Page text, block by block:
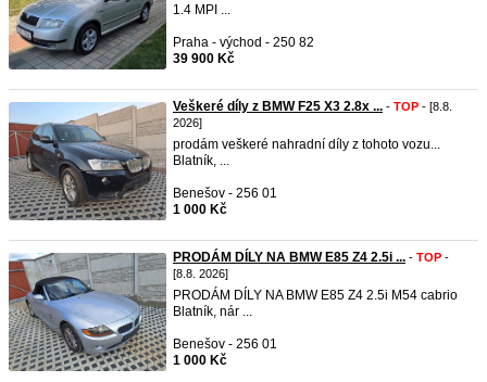
1.4 MPI ...
Praha - východ - 250 82
39 900 Kč
Veškeré díly z BMW F25 X3 2.8x ... - TOP - [8.8.
2026]
prodám veškeré nahradní díly z tohoto vozu...
Blatník, ...
Benešov - 256 01
1 000 Kč
PRODÁM DÍLY NA BMW E85 Z4 2.5i ... - TOP -
[8.8. 2026]
PRODÁM DÍLY NA BMW E85 Z4 2.5i M54 cabrio
Blatník, nár ...
Benešov - 256 01
1 000 Kč